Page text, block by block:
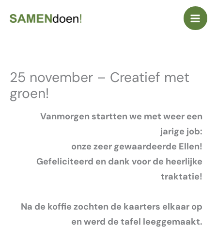
naar
25 november – Creatief met
groen!
Vanmorgen startten we met weer een
jarige job:
onze zeer gewaardeerde Ellen!
Gefeliciteerd en dank voor de heerlijke
traktatie!
Na de koffie zochten de kaarters elkaar op
en werd de tafel leeggemaakt.